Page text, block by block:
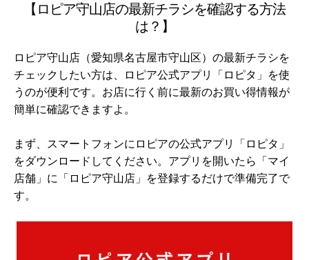
【ロピア守山店の最新チラシを確認する方法
は？】
ロピア守山店（愛知県名古屋市守山区）の最新チラシを
チェックしたい方は、ロピア公式アプリ「ロピタ」を使
うのが便利です。お店に行く前に最新のお買い得情報が
簡単に確認できますよ。
まず、スマートフォンにロピアの公式アプリ「ロピタ」
をダウンロードしてください。アプリを開いたら「マイ
店舗」に「ロピア守山店」を登録するだけで準備完了で
す。